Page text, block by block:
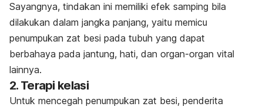
Sayangnya, tindakan ini memiliki efek samping bila
dilakukan dalam jangka panjang, yaitu memicu
penumpukan zat besi pada tubuh yang dapat
berbahaya pada jantung, hati, dan organ-organ vital
lainnya.
2. Terapi kelasi
Untuk mencegah penumpukan zat besi, penderita